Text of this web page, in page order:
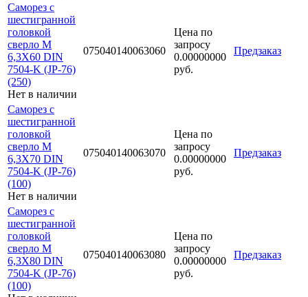
Саморез с
шестигранной
головкой
сверло М
6,3Х60 DIN
7504-K (JP-76)
(250)
Нет в наличии
075040140063060
Цена по
запросу
0.00000000
руб.
Предзаказ
Саморез с
шестигранной
головкой
сверло М
6,3Х70 DIN
7504-K (JP-76)
(100)
Нет в наличии
075040140063070
Цена по
запросу
0.00000000
руб.
Предзаказ
Саморез с
шестигранной
головкой
сверло М
6,3Х80 DIN
7504-K (JP-76)
(100)
075040140063080
Цена по
запросу
0.00000000
руб.
Предзаказ